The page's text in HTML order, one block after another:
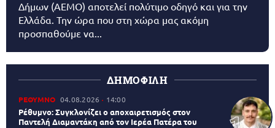
Δήμων (AEMO) αποτελεί πολύτιμο οδηγό και για την
Ελλάδα. Την ώρα που στη χώρα μας ακόμη
προσπαθούμε να...
ΔΗΜΟΦΙΛΗ
ΡΕΘΥΜΝΟ 04.08.2026 14:00
Ρέθυμνο: Συγκλονίζει ο αποχαιρετισμός στον
Παντελή Διαμαντάκη από τον Ιερέα Πατέρα του